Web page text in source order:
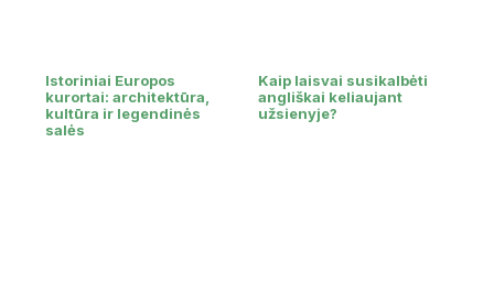
Istoriniai Europos
kurortai: architektūra,
kultūra ir legendinės
salės
Kaip laisvai susikalbėti
angliškai keliaujant
užsienyje?